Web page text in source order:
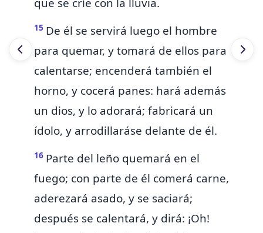
que se críe con la lluvia.
15 De él se servirá luego el hombre
para quemar, y tomará de ellos para
calentarse; encenderá también el
horno, y cocerá panes: hará además
un dios, y lo adorará; fabricará un
ídolo, y arrodillaráse delante de él.
16 Parte del leño quemará en el
fuego; con parte de él comerá carne,
aderezará asado, y se saciará;
después se calentará, y dirá: ¡Oh!